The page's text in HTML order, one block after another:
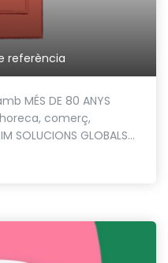
referència
MÉS DE 80 ANYS
horeca, comerç,
SOLUCIONS GLOBALS...